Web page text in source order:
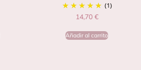
(1)
14,70 €
Añadir al carrito